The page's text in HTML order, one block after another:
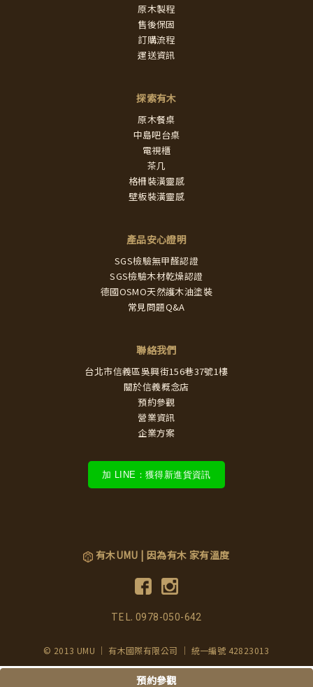
原木製程
售後保固
訂購流程
運送資訊
探索有木
原木餐桌
中島吧台桌
電視櫃
茶几
格柵裝潢靈感
壁板裝潢靈感
產品安心證明
SGS檢驗無甲醛認證
SGS檢驗木材乾燥認證
德國OSMO天然護木油塗裝
常見問題Q&A
聯絡我們
台北市信義區吳興街156巷37號1樓
關於信義概念店
預約參觀
營業資訊
企業方案
加 LINE：獲得新進貨資訊
有木UMU | 因為有木 家有溫度
TEL.0978-050-642
© 2013 UMU ｜ 有木國際有限公司 ｜ 統一編號 42823013
預約參觀